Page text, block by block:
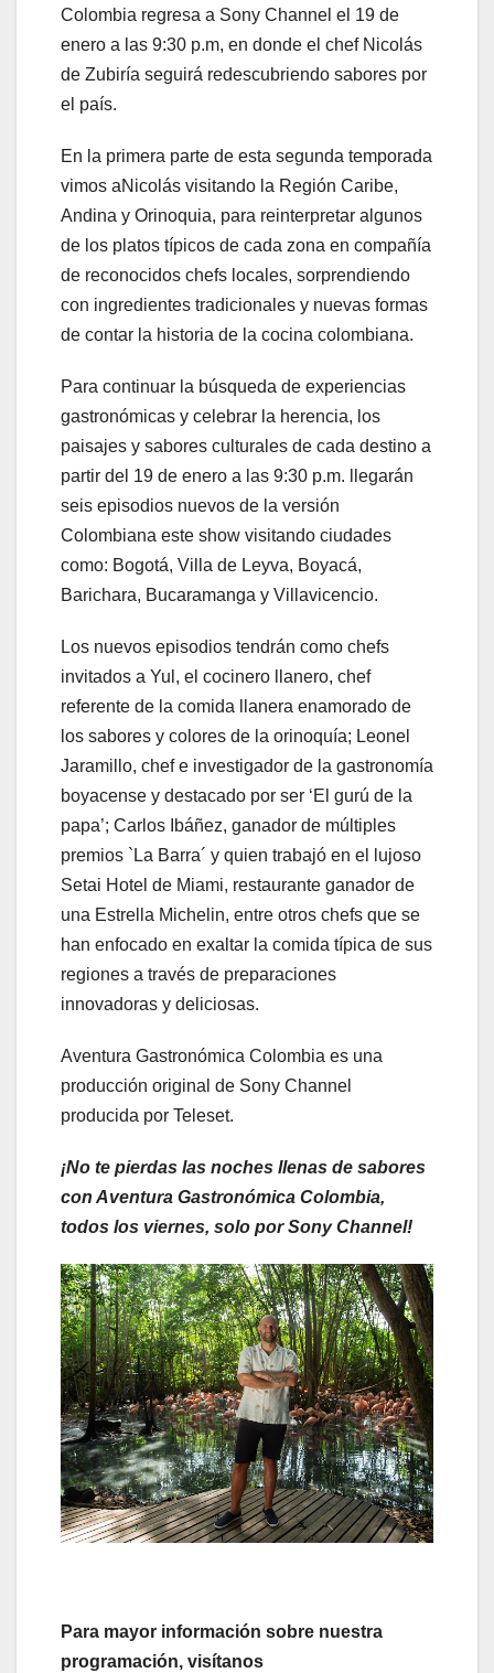
Colombia regresa a Sony Channel el 19 de
enero a las 9:30 p.m, en donde el chef Nicolás
de Zubiría seguirá redescubriendo sabores por
el país.
En la primera parte de esta segunda temporada
vimos aNicolás visitando la Región Caribe,
Andina y Orinoquia, para reinterpretar algunos
de los platos típicos de cada zona en compañía
de reconocidos chefs locales, sorprendiendo
con ingredientes tradicionales y nuevas formas
de contar la historia de la cocina colombiana.
Para continuar la búsqueda de experiencias
gastronómicas y celebrar la herencia, los
paisajes y sabores culturales de cada destino a
partir del 19 de enero a las 9:30 p.m. llegarán
seis episodios nuevos de la versión
Colombiana este show visitando ciudades
como: Bogotá, Villa de Leyva, Boyacá,
Barichara, Bucaramanga y Villavicencio.
Los nuevos episodios tendrán como chefs
invitados a Yul, el cocinero llanero, chef
referente de la comida llanera enamorado de
los sabores y colores de la orinoquía; Leonel
Jaramillo, chef e investigador de la gastronomía
boyacense y destacado por ser ‘El gurú de la
papa’; Carlos Ibáñez, ganador de múltiples
premios `La Barra´ y quien trabajó en el lujoso
Setai Hotel de Miami, restaurante ganador de
una Estrella Michelin, entre otros chefs que se
han enfocado en exaltar la comida típica de sus
regiones a través de preparaciones
innovadoras y deliciosas.
Aventura Gastronómica Colombia es una
producción original de Sony Channel
producida por Teleset.
¡No te pierdas las noches llenas de sabores
con Aventura Gastronómica Colombia,
todos los viernes, solo por Sony Channel!
Para mayor información sobre nuestra
programación, visítanos